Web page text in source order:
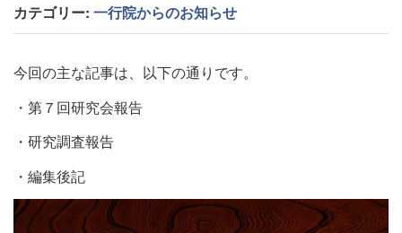
カテゴリー: 一行院からのお知らせ
今回の主な記事は、以下の通りです。
・第７回研究会報告
・研究調査報告
・編集後記